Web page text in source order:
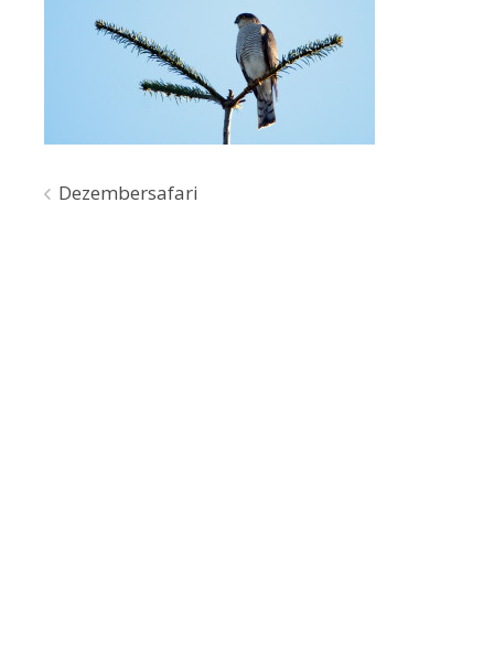
Beitragsnavigation
Dezembersafari